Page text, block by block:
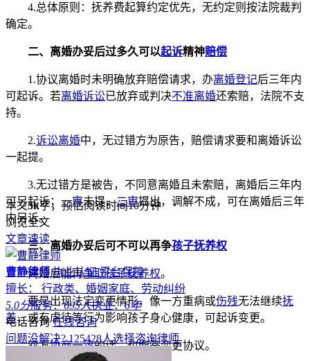
4.总体原则：抚养费起算约定优先，无约定则按法院裁判
确定。
二、离婚办妥后过多久可以起诉精神赔偿
1.协议离婚时未明确放弃赔偿请求，办离婚登记后三年内
可起诉。若离婚诉讼已放弃或判决不准离婚还索赔，法院不支
持。
2.诉讼离婚中，无过错方为原告，赔偿请求要和离婚诉讼
一起提。
3.无过错方是被告，不同意离婚且未索赔，离婚后三年内
可另起诉； 一审未提，二审提出，调解不成，可在离婚后三年
内另诉。
三、离婚办妥后可不可以再争孩子抚养权
离婚后能再争取孩子抚养权。
要是出现法定变更情形，像一方重病或伤残无法继续抚
养，或有虐待等行为影响孩子身心健康，可起诉变更。
双方协商一致的话，也能签变更协议。
本文3k字，预估阅读时间10分钟
浏览全文
文章速读
曹静律师 执业认证 平台保障
擅长： 行政类、婚姻家庭、劳动纠纷
5.0分服务：695人执业：6年
电话咨询 在线咨询
问题没解决?125640人选择咨询律师